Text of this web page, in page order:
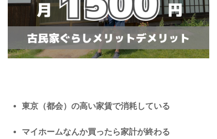
東京（都会）の高い家賃で消耗している
マイホームなんか買ったら家計が終わる